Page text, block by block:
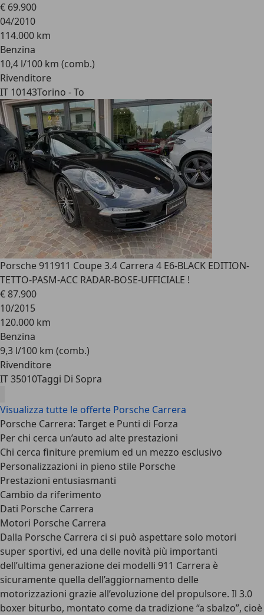
€ 69.900
04/2010
114.000 km
Benzina
10,4 l/100 km (comb.)
Rivenditore
IT 10143Torino - To
Porsche 911911 Coupe 3.4 Carrera 4 E6-BLACK EDITION-
TETTO-PASM-ACC RADAR-BOSE-UFFICIALE !
€ 87.900
10/2015
120.000 km
Benzina
9,3 l/100 km (comb.)
Rivenditore
IT 35010Taggi Di Sopra
Visualizza tutte le offerte Porsche Carrera
Porsche Carrera: Target e Punti di Forza
Per chi cerca un’auto ad alte prestazioni
Chi cerca finiture premium ed un mezzo esclusivo
Personalizzazioni in pieno stile Porsche
Prestazioni entusiasmanti
Cambio da riferimento
Dati Porsche Carrera
Motori Porsche Carrera
Dalla Porsche Carrera ci si può aspettare solo motori
super sportivi, ed una delle novità più importanti
dell’ultima generazione dei modelli 911 Carrera è
sicuramente quella dell’aggiornamento delle
motorizzazioni grazie all’evoluzione del propulsore. Il 3.0
boxer biturbo, montato come da tradizione “a sbalzo”, cioè